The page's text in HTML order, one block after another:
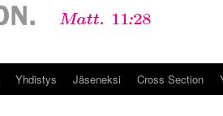
Yhdistys Jäseneksi Cross Section